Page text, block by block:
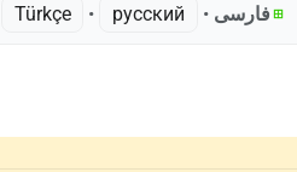
Türkçe • ‎ русский • ‎ فارسی